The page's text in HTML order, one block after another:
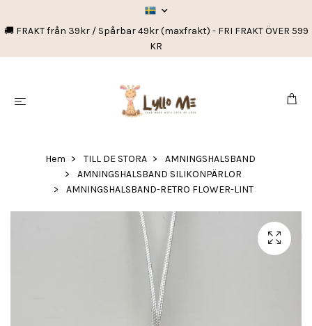
🚚 FRAKT från 39kr / Spårbar 49kr (maxfrakt) - FRI FRAKT ÖVER 599
KR
Hem TILL DE STORA
AMNINGSHALSBAND
AMNINGSHALSBAND SILIKONPÄRLOR
AMNINGSHALSBAND-RETRO FLOWER-LINT